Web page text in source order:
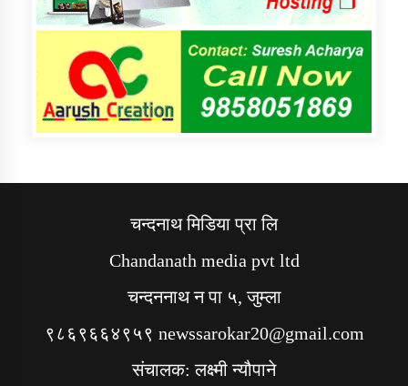
चन्दनाथ मिडिया प्रा लि
Chandanath media pvt ltd
चन्दननाथ न पा ५, जुम्ला
९८६९६६४९५९ newssarokar20@gmail.com
संचालक: लक्ष्मी न्यौपाने